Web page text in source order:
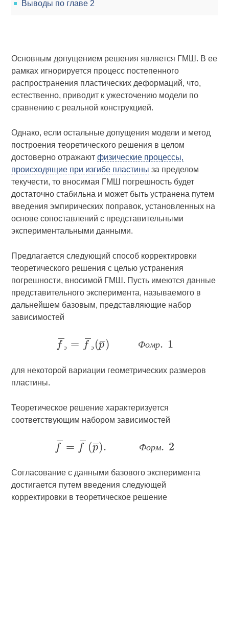
Выводы по главе 2
Основным допущением решения является ГМШ. В ее
рамках игнорируется процесс постепенного
распространения пластических деформаций, что,
естественно, приводит к ужесточению модели по
сравнению с реальной конструкцией.
Однако, если остальные допущения модели и метод
построения теоретического решения в целом
достоверно отражаютфизические процессы,
происходящие при изгибе пластины за пределом
текучести, то вносимая ГМШ погрешность будет
достаточно стабильна и может быть устранена путем
введения эмпирических поправок, установленных на
основе сопоставлений с представительными
экспериментальными данными.
Предлагается следующий способ корректировки
теоретического решения с целью устранения
погрешности, вносимой ГМШ. Пусть имеются данные
представительного эксперимента, называемого в
дальнейшем базовым, представляющие набор
зависимостей
Ф омр
для некоторой вариации геометрических размеров
пластины.
Теоретическое решение характеризуется
соответствующим набором зависимостей
Ф орм
Согласование с данными базового эксперимента
достигается путем введения следующей
корректировки в теоретическое решение